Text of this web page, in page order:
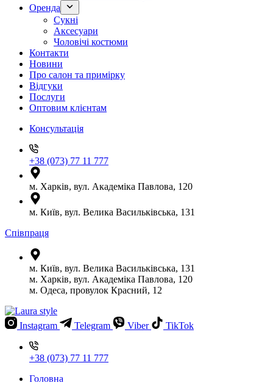
Оренда
Сукні
Аксесуари
Чоловічі костюми
Контакти
Новини
Про салон та примірку
Відгуки
Послуги
Оптовим клієнтам
Консультація
+38 (073) 77 11 777
м. Харків, вул. Академіка Павлова, 120
м. Київ, вул. Велика Васильківська, 131
Співпраця
м. Київ, вул. Велика Васильківська, 131
м. Харків, вул. Академіка Павлова, 120
м. Одеса, провулок Красний, 12
Instagram Telegram Viber TikTok
+38 (073) 77 11 777
Головна